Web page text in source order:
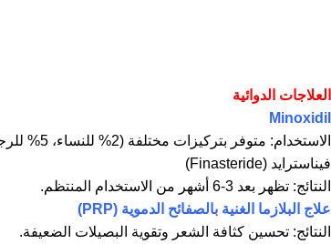
العلاجات الدوائية
Minoxidil
الاستخدام: متوفر بتركيزات مختلفة (2% للنساء، 5% للرجال)
فيناسترايد (Finasteride)
النتائج: تظهر بعد 3-6 أشهر من الاستخدام المنتظم.
علاج البلازما الغنية بالصفائح الدموية (PRP)
النتائج: تحسين كثافة الشعر وتقوية البصيلات الضعيفة.